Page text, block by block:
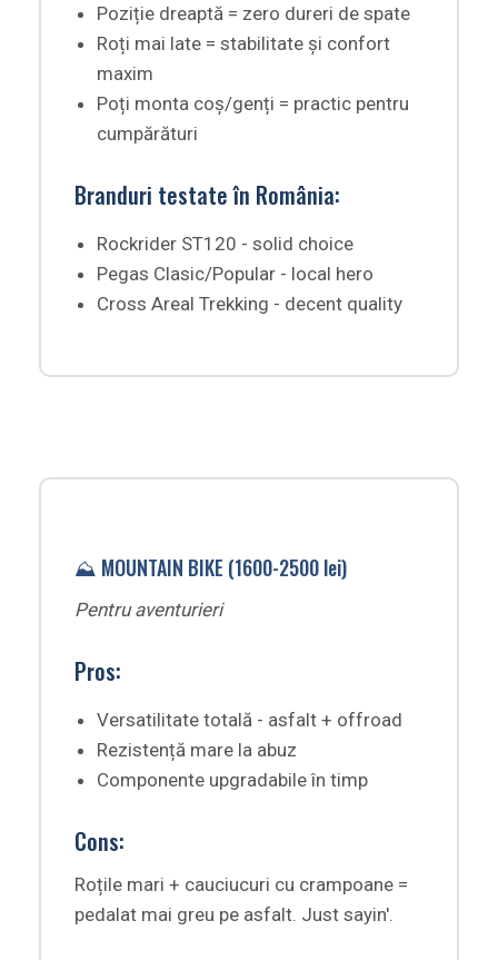
Poziție dreaptă = zero dureri de spate
Roți mai late = stabilitate și confort
maxim
Poți monta coș/genți = practic pentru
cumpărături
Branduri testate în România:
Rockrider ST120 - solid choice
Pegas Clasic/Popular - local hero
Cross Areal Trekking - decent quality
⛰️ MOUNTAIN BIKE (1600-2500 lei)
Pentru aventurieri
Pros:
Versatilitate totală - asfalt + offroad
Rezistență mare la abuz
Componente upgradabile în timp
Cons:
Roțile mari + cauciucuri cu crampoane =
pedalat mai greu pe asfalt. Just sayin'.